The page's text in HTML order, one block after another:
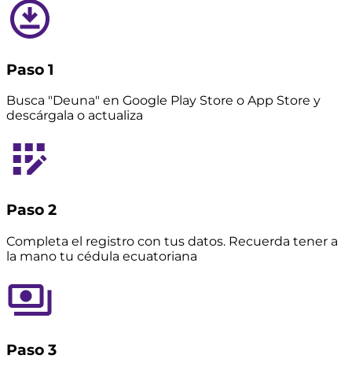
Paso 1
Busca "Deuna" en Google Play Store o App Store y
descárgala o actualiza
Paso 2
Completa el registro con tus datos. Recuerda tener a
la mano tu cédula ecuatoriana
Paso 3